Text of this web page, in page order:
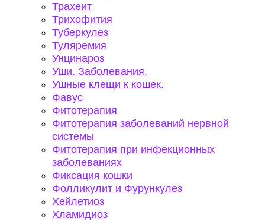
Трахеит
Трихофития
Туберкулез
Туляремия
Унцинароз
Уши. Заболевания.
Ушные клещи к кошек.
Фавус
Фитотерапия
Фитотерапия заболеваний нервной
системы
Фитотерапия при инфекционных
заболеваниях
Фиксация кошки
Фолликулит и Фурункулез
Хейлетиоз
Хламидиоз